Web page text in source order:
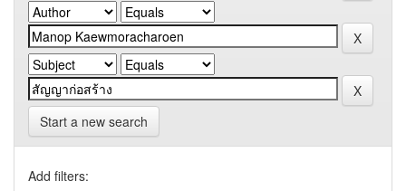
Start a new search
Add filters: